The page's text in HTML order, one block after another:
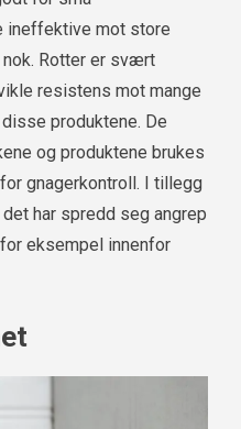
ineffektive mot store
Rotter er svært
resistens mot mange
produktene. De
og produktene brukes
gnagerkontroll. I tillegg
har spredd seg angrep
eksempel innenfor